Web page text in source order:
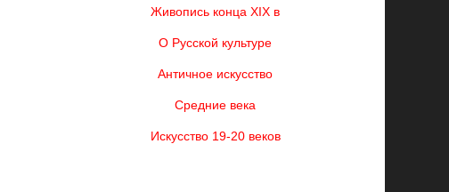
Живопись конца XIX в
О Русской культуре
Античное искусство
Средние века
Искусство 19-20 веков